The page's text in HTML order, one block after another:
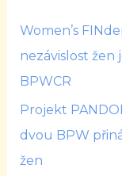
Women’s
nezávislost
BPWCR
Projekt
dvou BPW
žen